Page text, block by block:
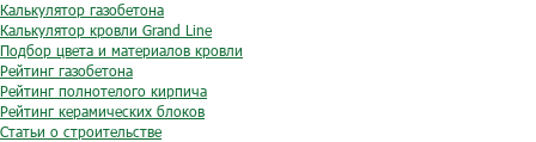
Калькулятор газобетона
Калькулятор кровли Grand Line
Подбор цвета и материалов кровли
Рейтинг газобетона
Рейтинг полнотелого кирпича
Рейтинг керамических блоков
Статьи о строительстве